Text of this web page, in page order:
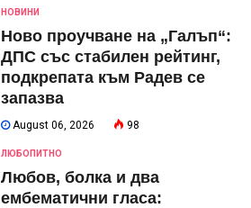
НОВИНИ
Ново проучване на „Галъп“:
ДПС със стабилен рейтинг,
подкрепата към Радев се
запазва
August 06, 2026 98
ЛЮБОПИТНО
Любов, болка и два
ембематични гласа: